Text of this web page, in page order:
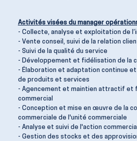
Activités visées du manager
- Collecte, analyse et exploitation de
- Vente conseil, suivi de la relation
- Suivi de la qualité du service
- Développement et fidélisation de la
- Élaboration et adaptation continue
de produits et services
- Agencement et maintien attractif et
commercial
- Conception et mise en œuvre de la
commerciale de l'unité commerciale
- Analyse et suivi de l'action
- Gestion des stocks et des